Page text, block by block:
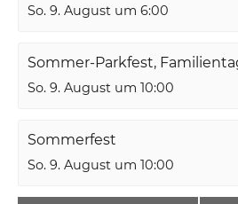
So. 9. August um 6:00
Sommer-Parkfest,
So. 9. August um 10:00
Sommerfest
So. 9. August um 10:00